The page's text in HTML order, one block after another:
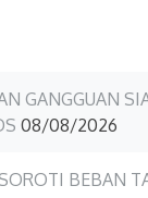
GANGGUAN
08/08/2026
BEBAN